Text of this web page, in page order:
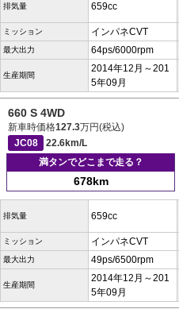
排気量 659cc
ミッション インパネCVT
最大出力 64ps/6000rpm
生産期間
2014年12月～201
5年09月
660 S 4WD
新車時価格127.3万円(税込)
JC08
22.6km/L
満タンでどこまで走る？
678km
排気量 659cc
ミッション インパネCVT
最大出力 49ps/6500rpm
生産期間
2014年12月～201
5年09月